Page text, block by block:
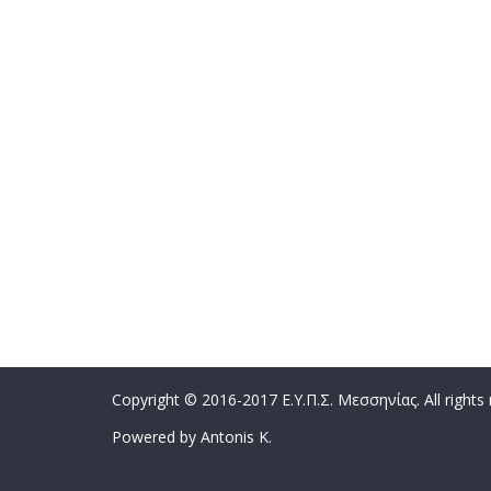
Copyright © 2016-2017 Ε.Υ.Π.Σ. Μεσσηνίας. All rights
Powered by Antonis K.